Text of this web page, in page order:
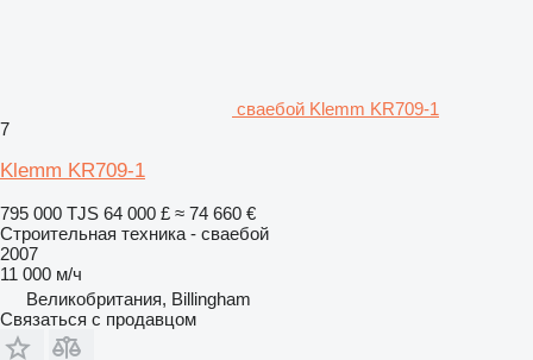
сваебой Klemm KR709-1
7
Klemm KR709-1
795 000 TJS 64 000 £ ≈ 74 660 €
Строительная техника - сваебой
2007
11 000 м/ч
Великобритания, Billingham
Связаться с продавцом